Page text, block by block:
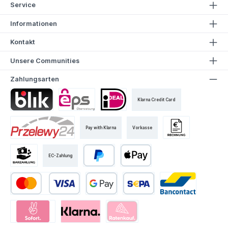
Service
Informationen
Kontakt
Unsere Communities
Zahlungsarten
Klarna Credit Card
Pay with Klarna Vorkasse
EC-Zahlung